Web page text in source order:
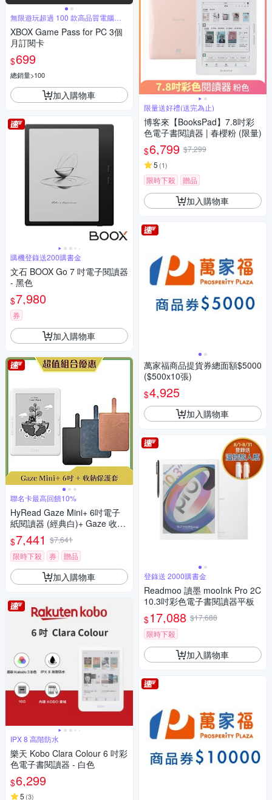
無限遊玩超過 100 款高品質電腦遊
戲
XBOX Game Pass for PC 3個
月訂閱卡
$699
總銷量>100
加入購物車
購機登錄送200購書金
文石 BOOX Go 7 吋電子閱讀器
- 黑色
$7,980
券
加入購物車
聯名卡最高回饋10%
HyRead Gaze Mini+ 6吋電子
紙閱讀器 (經典白)+ Gaze 收納
保護套 (組合)
$7,441 $7,641
限時下殺
券 贈品
加入購物車
IPX 8 高階防水
樂天 Kobo Clara Colour 6 吋彩
色電子書閱讀器 - 白色
$6,299
5 (3)
限量送好禮(送完為止)
博客來【BooksPad】7.8吋彩
色電子書閱讀器 | 春櫻粉 (限量)
$6,799 $7,299
5 (1)
限時下殺 贈品
加入購物車
萬家福商品提貨券總面額$5000
($500x10張)
$4,925
加入購物車
登錄送 2000購書金
Readmoo 讀墨 mooInk Pro 2C
10.3吋彩色電子書閱讀器平板
$17,088 $17,688
限時下殺
加入購物車